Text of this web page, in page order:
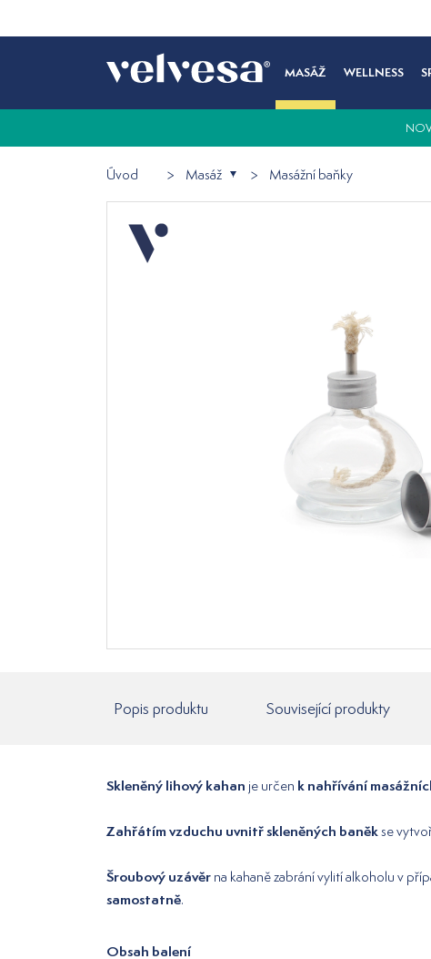
MASÁŽ WELLNESS
Úvod Masáž Masážní baňky
Popis produktu Související produkty
Skleněný lihový kahan je určen k nahřívání
Zahřátím vzduchu uvnitř skleněných baněkse
Šroubový uzávěr na kahaně zabrání vylití alkoholu v
samostatně.
Obsah balení